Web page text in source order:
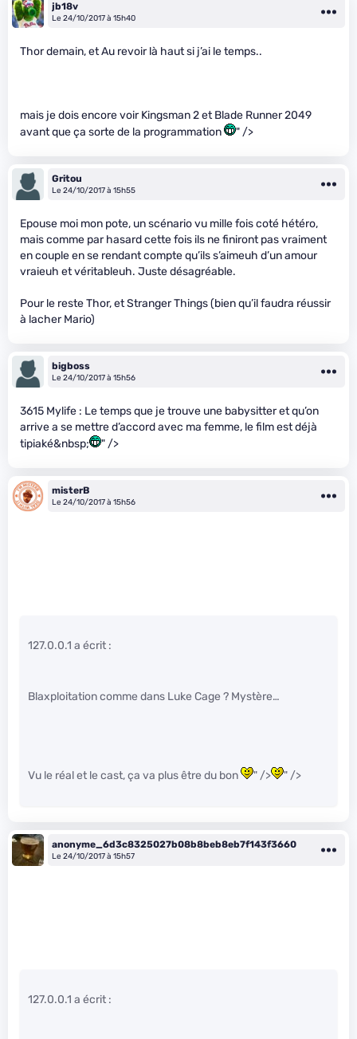
jb18v
Le 24/10/2017 à 15h40
Thor demain, et Au revoir là haut si j’ai le temps..
mais je dois encore voir Kingsman 2 et Blade Runner 2049
avant que ça sorte de la programmation
" />
Gritou
Le 24/10/2017 à 15h55
Epouse moi mon pote, un scénario vu mille fois coté hétéro,
mais comme par hasard cette fois ils ne finiront pas vraiment
en couple en se rendant compte qu’ils s’aimeuh d’un amour
vraieuh et véritableuh. Juste désagréable.
Pour le reste Thor, et Stranger Things (bien qu’il faudra réussir
à lacher Mario)
bigboss
Le 24/10/2017 à 15h56
3615 Mylife : Le temps que je trouve une babysitter et qu’on
arrive a se mettre d’accord avec ma femme, le film est déjà
tipiaké&nbsp;
" />
misterB
Le 24/10/2017 à 15h56
127.0.0.1 a écrit :
Blaxploitation comme dans Luke Cage ? Mystère…
Vu le réal et le cast, ça va plus être du bon " /> " />
anonyme_6d3c8325027b08b8beb8eb7f143f3660
Le 24/10/2017 à 15h57
127.0.0.1 a écrit :